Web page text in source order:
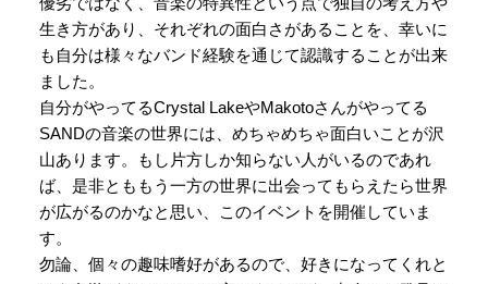
生き方があり、それぞれの面白さがあることを、幸いに
も自分は様々なバンド経験を通じて認識することが出来
ました。
自分がやってるCrystal LakeやMakotoさんがやってる
SANDの音楽の世界には、めちゃめちゃ面白いことが沢
山あります。もし片方しか知らない人がいるのであれ
ば、是非とももう一方の世界に出会ってもらえたら世界
が広がるのかなと思い、このイベントを開催していま
す。
勿論、個々の趣味嗜好があるので、好きになってくれと